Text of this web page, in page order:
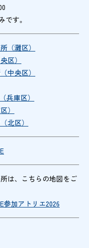
す。
（灘区）
区）
中央区）
兵庫区）
）
北区）
は、こちらの地図をご
参加アトリエ2026